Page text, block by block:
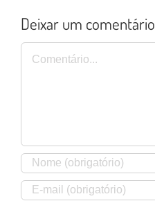
Deixar um comentário
Comentário